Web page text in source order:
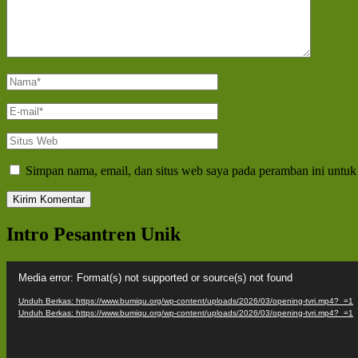
Nama*
E-
mail*
Situs
Web
Simpan nama, email, dan situs web saya pada peramban ini
Intro Pesantren Unik
Video
Media error: Format(s) not supported or source(s) not found
Unduh Berkas: https://www.bumiqu.org/wp-content/uploads/2026/03/opening-tvri.mp4?_=1
Unduh Berkas: https://www.bumiqu.org/wp-content/uploads/2026/03/opening-tvri.mp4?_=1